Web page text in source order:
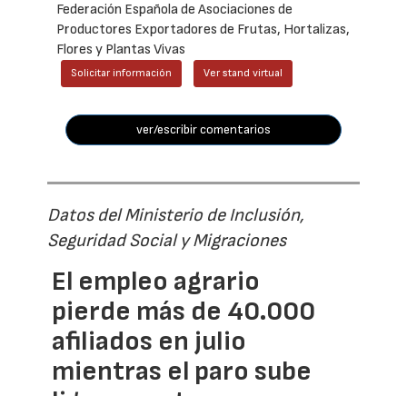
Federación Española de Asociaciones de
Productores Exportadores de Frutas, Hortalizas,
Flores y Plantas Vivas
Solicitar información Ver stand virtual
ver/escribir comentarios
Datos del Ministerio de Inclusión,
Seguridad Social y Migraciones
El empleo agrario
pierde más de 40.000
afiliados en julio
mientras el paro sube